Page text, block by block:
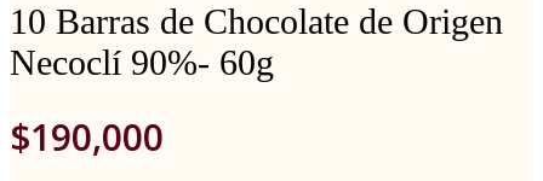
10 Barras de Chocolate de Origen
Necoclí 90%- 60g
$190,000